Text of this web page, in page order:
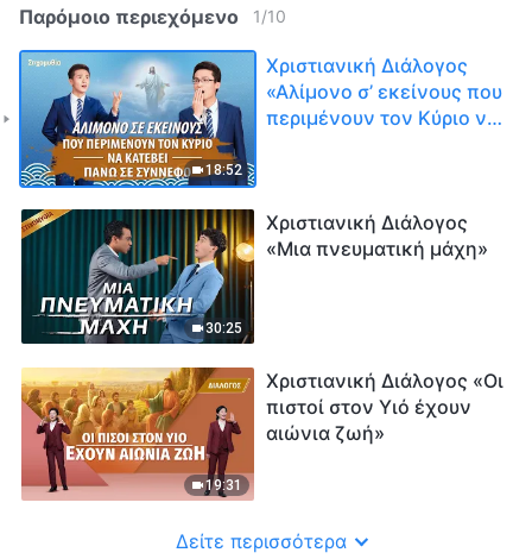
Παρόμοιο περιεχόμενο 1/10
18:52
Χριστιανική Διάλογος
«Αλίμονο σ’ εκείνους που
περιμένουν τον Κύριο να
30:25
Χριστιανική Διάλογος
«Μια πνευματική μάχη»
19:31
Χριστιανική Διάλογος «Οι
πιστοί στον Υιό έχουν
αιώνια ζωή»
Δείτε περισσότερα